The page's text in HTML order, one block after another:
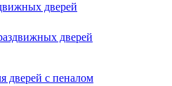
дверей
дверей
дверей с пеналом